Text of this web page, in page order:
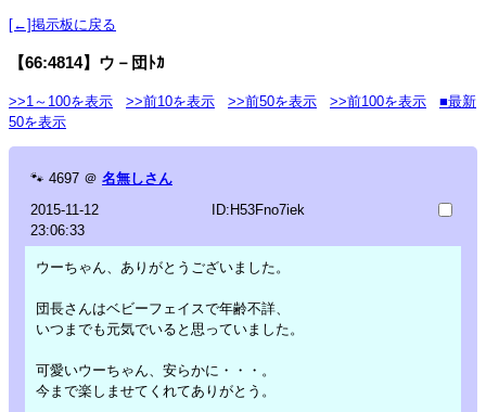
[←]掲示板に戻る
【66:4814】ウ－団ﾄｶ
>>1～100を表示 >>前10を表示 >>前50を表示 >>前100を表示
■最新
50を表示
🐾 4697 ＠ 名無しさん
2015-11-12
23:06:33
ID:H53Fno7iek
ウーちゃん、ありがとうございました。
団長さんはベビーフェイスで年齢不詳、
いつまでも元気でいると思っていました。
可愛いウーちゃん、安らかに・・・。
今まで楽しませてくれてありがとう。